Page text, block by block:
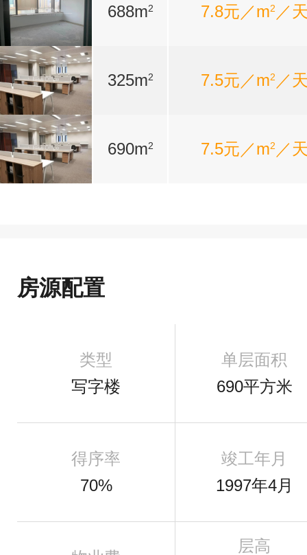
688m2 7.8元／m2 ／
325m2 7.5元／m2 ／
690m2 7.5元／m2 ／
房源配置
类型
写字楼
单层面积
690平方米
得序率
70%
竣工年月
1997年4月
层高